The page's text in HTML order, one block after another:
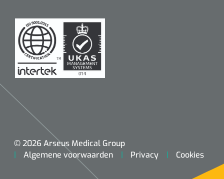
© 2026 Arseus Medical Group
Algemene voorwaarden
Privacy Cookies